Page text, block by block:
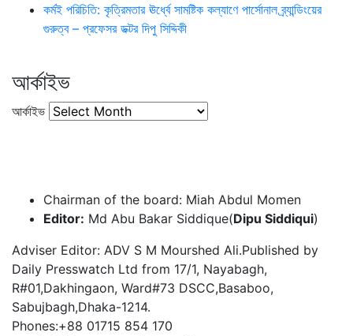
কর্মই পরিচিতি: কৃত্রিমতার ঊর্ধ্বে সামষ্টিক কল্যাণে পার্সোনাল ব্র্যান্ডিংয়ের
গুরুত্ব – প্রফেসর ডক্টর দিপু সিদ্দিকী
আর্কাইভ
আর্কাইভ
Chairman of the board: Miah Abdul Momen
Editor: Md Abu Bakar Siddique(Dipu Siddiqui)
Adviser Editor: ADV S M Mourshed Ali.Published by
Daily Presswatch Ltd from 17/1, Nayabagh,
R#01,Dakhingaon, Ward#73 DSCC,Basaboo,
Sabujbagh,Dhaka-1214.
Phones:+88 01715 854 170